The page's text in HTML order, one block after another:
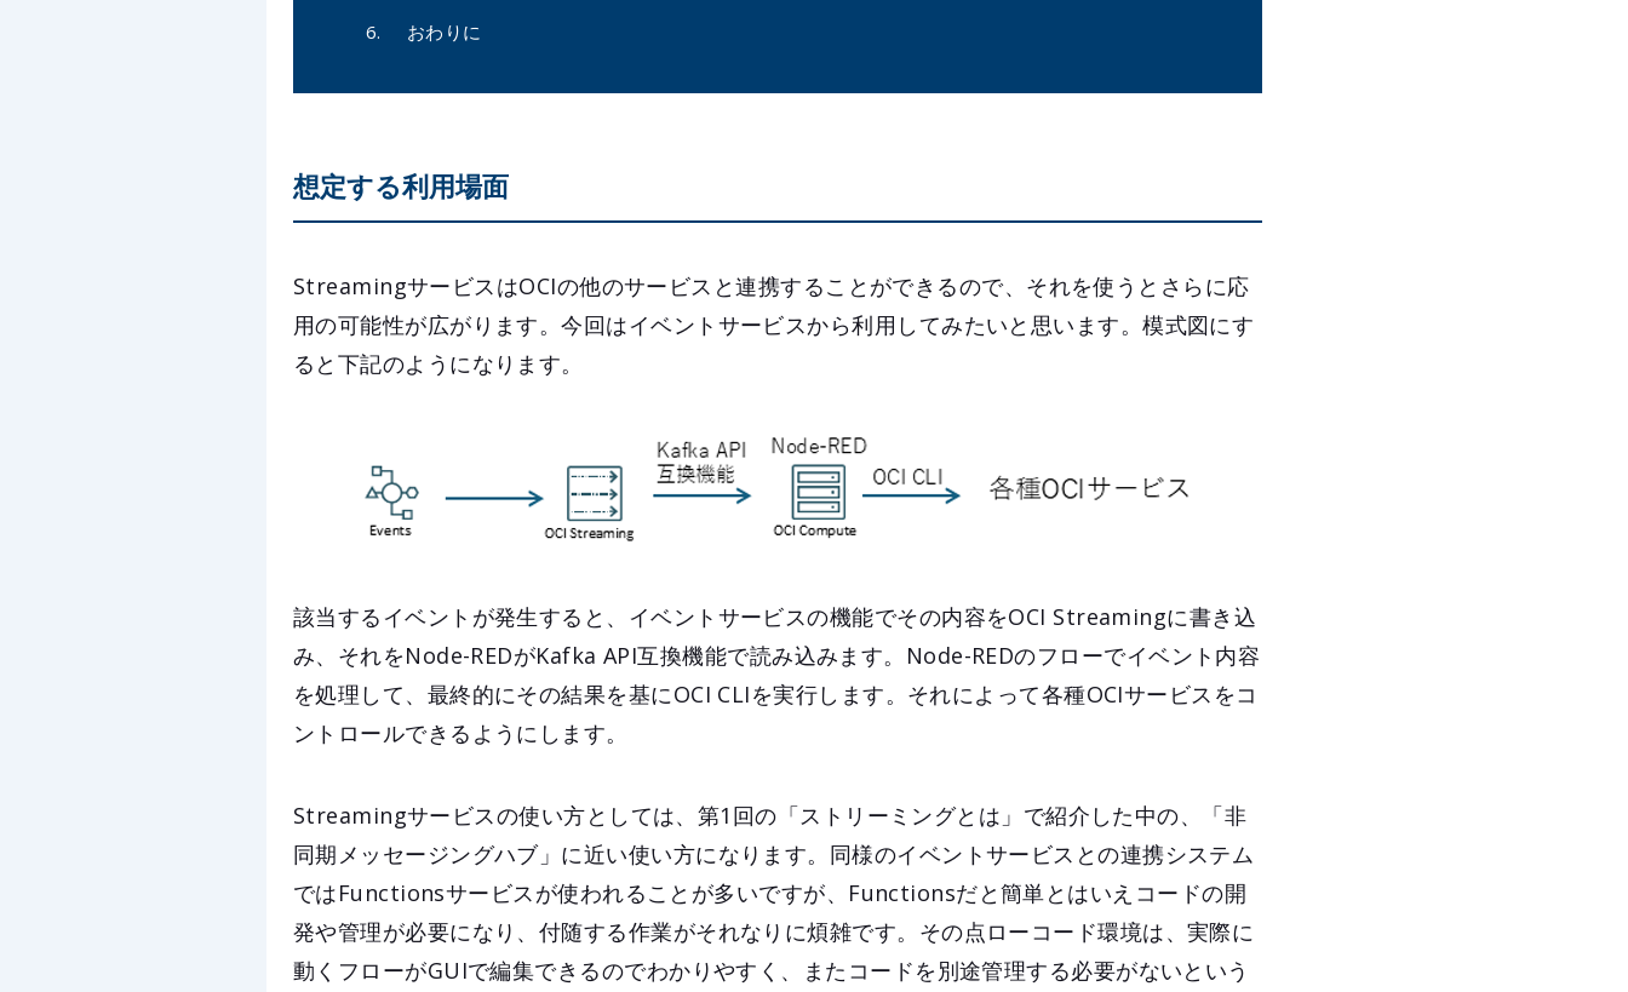
おわりに
想定する利用場面
StreamingサービスはOCIの他のサービスと連携することができるので、それを使うとさらに応
用の可能性が広がります。今回はイベントサービスから利用してみたいと思います。模式図にす
ると下記のようになります。
該当するイベントが発生すると、イベントサービスの機能でその内容をOCI Streamingに書き込
み、それをNode-REDがKafka API互換機能で読み込みます。Node-REDのフローでイベント内容
を処理して、最終的にその結果を基にOCI CLIを実行します。それによって各種OCIサービスをコ
ントロールできるようにします。
Streamingサービスの使い方としては、第1回の「ストリーミングとは」で紹介した中の、「非
同期メッセージングハブ」に近い使い方になります。同様のイベントサービスとの連携システム
ではFunctionsサービスが使われることが多いですが、Functionsだと簡単とはいえコードの開
発や管理が必要になり、付随する作業がそれなりに煩雑です。その点ローコード環境は、実際に
動くフローがGUIで編集できるのでわかりやすく、またコードを別途管理する必要がないという